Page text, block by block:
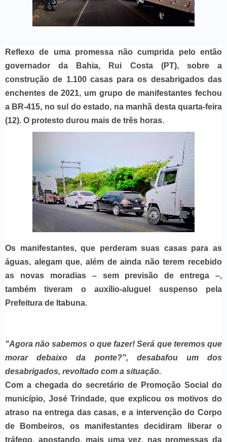
Reflexo de uma promessa não cumprida pelo então
governador da Bahia, Rui Costa (PT), sobre a
construção de 1.100 casas para os desabrigados das
enchentes de 2021, um grupo de manifestantes fechou
a BR-415, no sul do estado, na manhã desta quarta-feira
(12). O protesto durou mais de três horas.
Os manifestantes, que perderam suas casas para as
águas, alegam que, além de ainda não terem recebido
as novas moradias – sem previsão de entrega –,
também tiveram o auxílio-aluguel suspenso pela
Prefeitura de Itabuna.
"Agora não sabemos o que fazer! Será que teremos que
morar debaixo da ponte?", desabafou um dos
desabrigados, revoltado com a situação.
Com a chegada do secretário de Promoção Social do
município, José Trindade, que explicou os motivos do
atraso na entrega das casas, e a intervenção do Corpo
de Bombeiros, os manifestantes decidiram liberar o
tráfego, apostando, mais uma vez, nas promessas da